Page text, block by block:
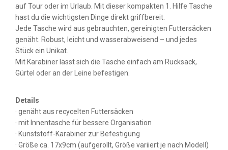
auf Tour oder im Urlaub. Mit dieser kompakten 1. Hilfe Tasche
hast du die wichtigsten Dinge direkt griffbereit.
Jede Tasche wird aus gebrauchten, gereinigten Futtersäcken
genäht. Robust, leicht und wasserabweisend – und jedes
Stück ein Unikat.
Mit Karabiner lässt sich die Tasche einfach am Rucksack,
Gürtel oder an der Leine befestigen.
Details
· genäht aus recycelten Futtersäcken
· mit Innentasche für bessere Organisation
· Kunststoff-Karabiner zur Befestigung
· Größe ca. 17x9cm (aufgerollt, Größe variiert je nach Modell)